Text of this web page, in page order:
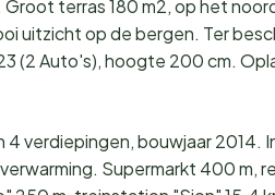
terras 180 m2, op het
uitzicht op de bergen. Ter
(2 Auto's), hoogte 200 cm.
4 verdiepingen, bouwjaar 2014.
Supermarkt 400 m,